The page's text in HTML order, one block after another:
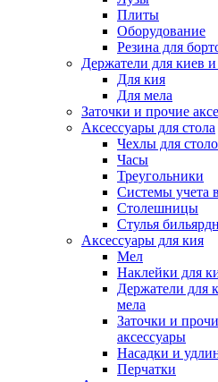
Плиты
Оборудование
Резина для
Держатели для киев
Для кия
Для мела
Заточки и прочие
Аксессуары для стола
Чехлы для
Часы
Треугольники
Системы учета
Столешницы
Стулья
Аксессуары для кия
Мел
Наклейки для
Держатели для
мела
Заточки и
аксессуары
Насадки и
Перчатки